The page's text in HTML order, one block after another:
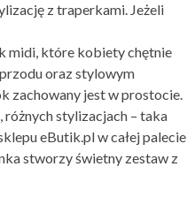
z traperkami. Jeżeli
midi, które kobiety chętnie
oraz stylowym
zachowany jest w prostocie.
różnych stylizacjach – taka
eButik.pl w całej palecie
stworzy świetny zestaw z